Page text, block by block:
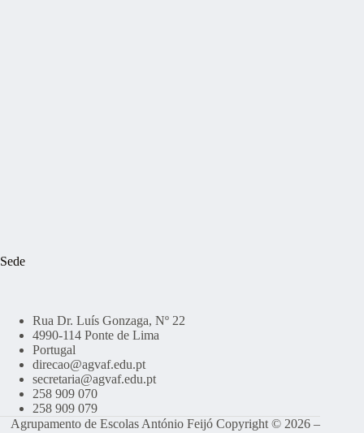
Sede
Rua Dr. Luís Gonzaga, Nº 22
4990-114 Ponte de Lima
Portugal
direcao@agvaf.edu.pt
secretaria@agvaf.edu.pt
258 909 070
258 909 079
Agrupamento de Escolas António Feijó Copyright © 2026 –